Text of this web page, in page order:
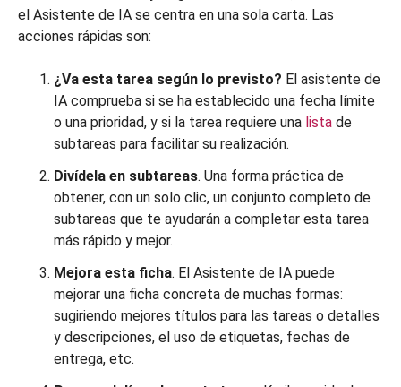
el Asistente de IA se centra en una sola carta. Las
acciones rápidas son:
¿Va esta tarea según lo previsto? El asistente de
IA comprueba si se ha establecido una fecha límite
o una prioridad, y si la tarea requiere una lista de
subtareas para facilitar su realización.
Divídela en subtareas. Una forma práctica de
obtener, con un solo clic, un conjunto completo de
subtareas que te ayudarán a completar esta tarea
más rápido y mejor.
Mejora esta ficha. El Asistente de IA puede
mejorar una ficha concreta de muchas formas:
sugiriendo mejores títulos para las tareas o detalles
y descripciones, el uso de etiquetas, fechas de
entrega, etc.